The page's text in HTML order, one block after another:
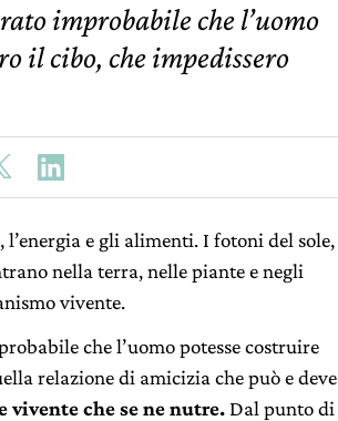
improbabile che l’uomo
il cibo, che impedissero
l’energia e gli alimenti. I fotoni del sole,
nella terra, nelle piante e negli
vivente.
che l’uomo potesse costruire
relazione di amicizia che può e deve
vivente che se ne nutre. Dal punto di